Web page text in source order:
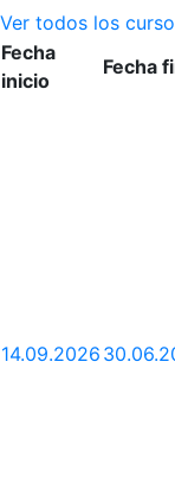
Ver todos los
Fecha
inicio
Fecha
14.09.2026